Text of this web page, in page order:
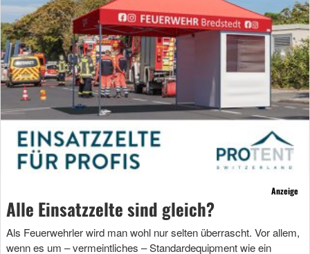
Anzeige
Alle Einsatzzelte sind gleich?
Als Feuerwehrler wird man wohl nur selten überrascht. Vor allem,
wenn es um – vermeintliches – Standardequipment wie ein